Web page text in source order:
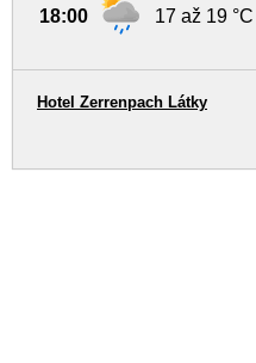
18:00 17 až 19 °C
Hotel Zerrenpach Látky